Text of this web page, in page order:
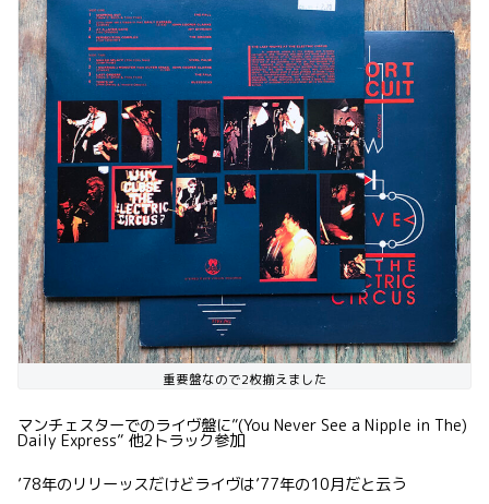
重要盤なので2枚揃えました
マンチェスターでのライヴ盤に”(You Never See a Nipple in The)
Daily Express” 他2トラック参加
’78年のリリーッスだけどライヴは’77年の10月だと云う